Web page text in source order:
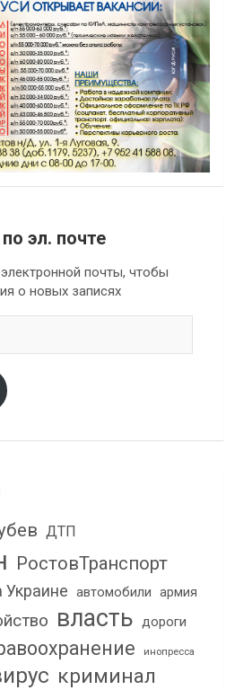
эл. почте
почты, чтобы
о новых записях
ДТП
РостовТранспорт
Украине автомобили армия
власть дороги
инопресса
криминал